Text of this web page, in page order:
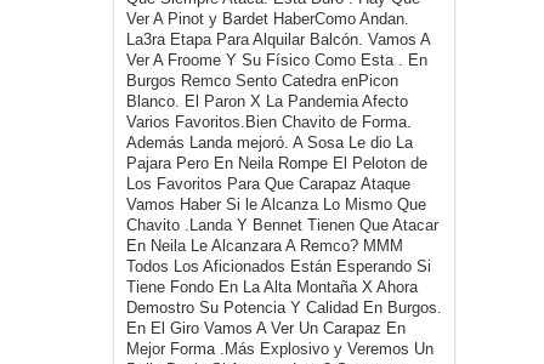
Ver A Pinot y Bardet HaberComo Andan.
La3ra Etapa Para Alquilar Balcón. Vamos A
Ver A Froome Y Su Físico Como Esta . En
Burgos Remco Sento Catedra enPicon
Blanco. El Paron X La Pandemia Afecto
Varios Favoritos.Bien Chavito de Forma.
Además Landa mejoró. A Sosa Le dio La
Pajara Pero En Neila Rompe El Peloton de
Los Favoritos Para Que Carapaz Ataque
Vamos Haber Si le Alcanza Lo Mismo Que
Chavito .Landa Y Bennet Tienen Que Atacar
En Neila Le Alcanzara A Remco? MMM
Todos Los Aficionados Están Esperando Si
Tiene Fondo En La Alta Montaña X Ahora
Demostro Su Potencia Y Calidad En Burgos.
En El Giro Vamos A Ver Un Carapaz En
Mejor Forma .Más Explosivo y Veremos Un